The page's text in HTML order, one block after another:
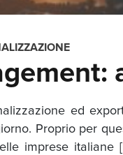
ed
Proprio per
imprese italiane